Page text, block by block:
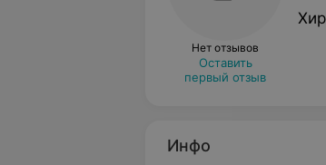
Нет отзывов
Оставить
первый отзыв
Инфо